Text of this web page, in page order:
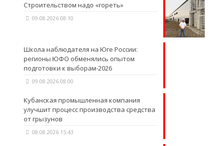
Строительством надо «гореть»
09.08.2026 08:10
Школа наблюдателя на Юге России:
регионы ЮФО обменялись опытом
подготовки к выборам-2026
09.08.2026 08:00
Кубанская промышленная компания
улучшит процесс производства средства
от грызунов
08.08.2026 15:43